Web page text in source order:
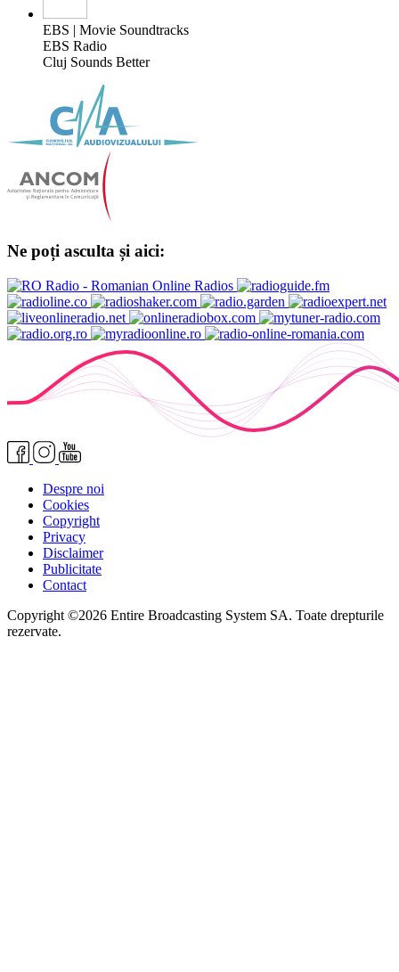
EBS | Movie Soundtracks
EBS Radio
Cluj Sounds Better
Ne poți asculta și aici:
Despre noi
Cookies
Copyright
Privacy
Disclaimer
Publicitate
Contact
Copyright ©2026 Entire Broadcasting System SA. Toate drepturile
rezervate.